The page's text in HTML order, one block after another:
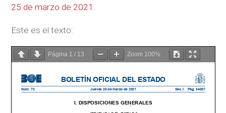
25 de marzo de 2021 .
Este es el texto:
Página 1 / 13 Zoom 100%